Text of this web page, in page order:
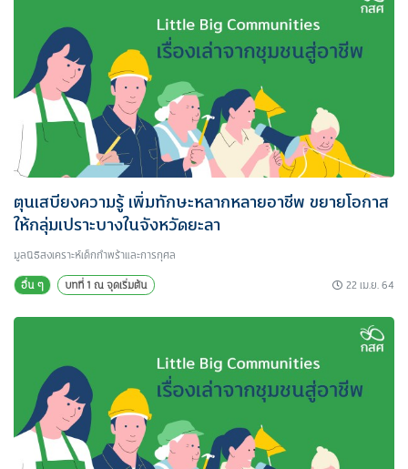
ตุนเสบียงความรู้ เพิ่มทักษะหลากหลายอาชีพ ขยายโอกาส
ให้กลุ่มเปราะบางในจังหวัดยะลา
มูลนิธิสงเคราะห์เด็กกำพร้าและการกุศล
อื่น ๆ
บทที่ 1 ณ จุดเริ่มต้น 22 เม.ย. 64